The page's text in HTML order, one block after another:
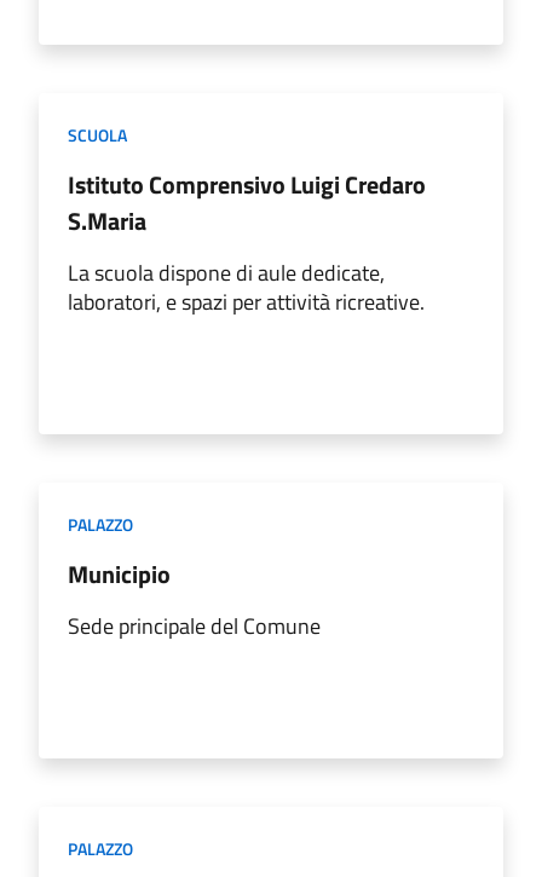
SCUOLA
Istituto Comprensivo Luigi Credaro
S.Maria
La scuola dispone di aule dedicate,
laboratori, e spazi per attività ricreative.
PALAZZO
Municipio
Sede principale del Comune
PALAZZO